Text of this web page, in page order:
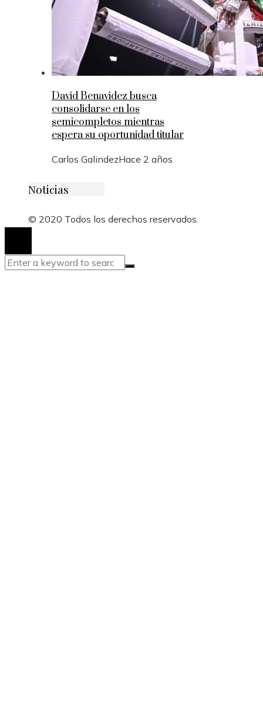
David Benavidez busca
consolidarse en los
semicompletos mientras
espera su oportunidad titular
Carlos GalindezHace 2 años
Noticias
© 2020 Todos los derechos reservados.